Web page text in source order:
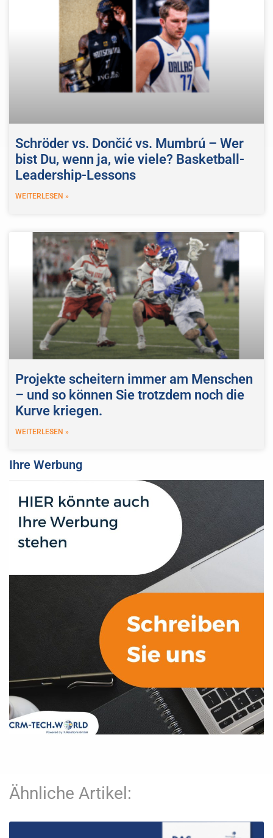
Schröder vs. Dončić vs. Mumbrú – Wer
bist Du, wenn ja, wie viele? Basketball-
Leadership-Lessons
WEITERLESEN »
Projekte scheitern immer am Menschen
– und so können Sie trotzdem noch die
Kurve kriegen.
WEITERLESEN »
Ihre Werbung
Ähnliche Artikel: